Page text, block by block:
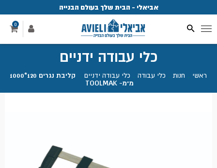
אביאלי - הבית שלך בעולם הבנייה
0
כלי עבודה ידניים
ראשי חנות כלי עבודה כלי עבודה ידניים
קליבת נגרים 120*1000
מ"מ- TOOLMAK